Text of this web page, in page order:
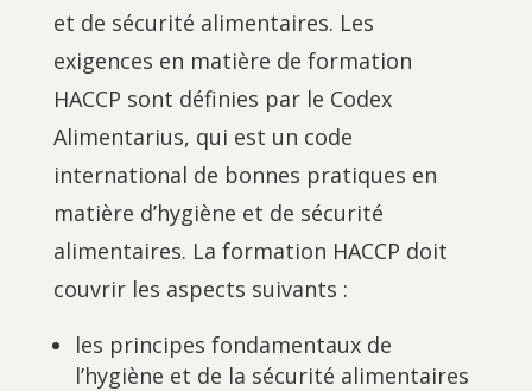
et de sécurité alimentaires. Les
exigences en matière de formation
HACCP sont définies par le Codex
Alimentarius, qui est un code
international de bonnes pratiques en
matière d’hygiène et de sécurité
alimentaires. La formation HACCP doit
couvrir les aspects suivants :
les principes fondamentaux de
l’hygiène et de la sécurité alimentaires